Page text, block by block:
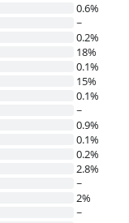
0.6%
~
0.2%
18%
0.1%
15%
0.1%
~
0.9%
0.1%
0.2%
2.8%
~
2%
~